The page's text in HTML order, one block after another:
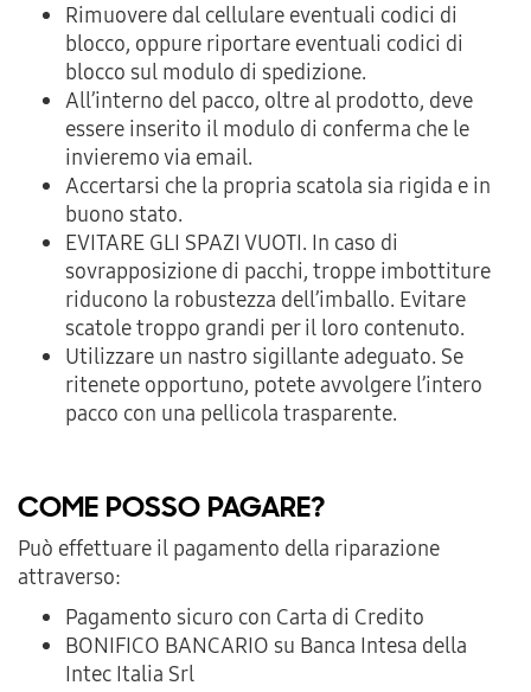
Rimuovere dal cellulare eventuali codici di
blocco, oppure riportare eventuali codici di
blocco sul modulo di spedizione.
All’interno del pacco, oltre al prodotto, deve
essere inserito il modulo di conferma che le
invieremo via email.
Accertarsi che la propria scatola sia rigida e in
buono stato.
EVITARE GLI SPAZI VUOTI. In caso di
sovrapposizione di pacchi, troppe imbottiture
riducono la robustezza dell’imballo. Evitare
scatole troppo grandi per il loro contenuto.
Utilizzare un nastro sigillante adeguato. Se
ritenete opportuno, potete avvolgere l’intero
pacco con una pellicola trasparente.
COME POSSO PAGARE?
Può effettuare il pagamento della riparazione
attraverso:
Pagamento sicuro con Carta di Credito
BONIFICO BANCARIO su Banca Intesa della
Intec Italia Srl